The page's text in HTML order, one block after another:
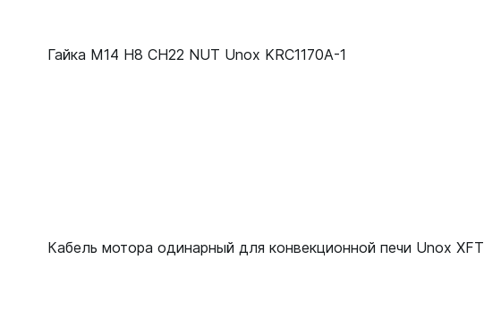
Гайка M14 H8 CH22 NUT Unox KRC1170A-1
Кабель мотора одинарный для конвекционной печи Unox